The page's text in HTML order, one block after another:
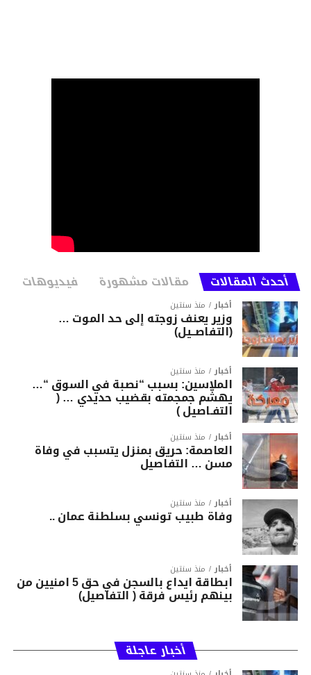
أحدث المقالات مقالات مشهورة فيديوهات
أخبار منذ سنتين
وزير يعنف زوجته إلى حد الموت …
(التفاصــيل)
أخبار منذ سنتين
الملاسين: بسبب “نصبة في السوق “…
يهشّم جمجمته بقضيب حديدي … (
التفـاصيل )
أخبار منذ سنتين
العاصمة: حريق بمنزل يتسبب في وفاة
مسن … التفاصيل
أخبار منذ سنتين
وفاة طبيب تونسي بسلطنة عمان ..
أخبار منذ سنتين
ابطاقة ايداع بالسجن في حق 5 امنيين من
بينهم رئيس فرقة ( التفاصيل)
أخبار عاجلة